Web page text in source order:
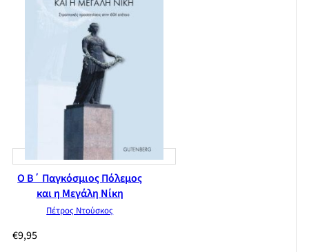
Ο Β΄ Παγκόσμιος Πόλεμος
και η Μεγάλη Νίκη
Πέτρος Ντούσκος
€9,95